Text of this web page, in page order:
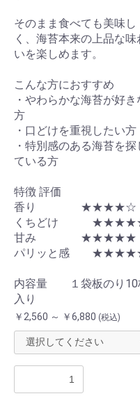
そのまま食べても美味し
く、海苔本来の上品な味
いを楽しめます。
こんな方におすすめ
・やわらかな海苔が好き
方
・口どけを重視したい方
・特別感のある海苔を探
ている方
特徴 評価
香り ★★★★☆
くちどけ
甘み ★★★★★
パリッと感
内容量 １袋板のり10
入り
￥2,560 ～ ￥6,880 (税込)